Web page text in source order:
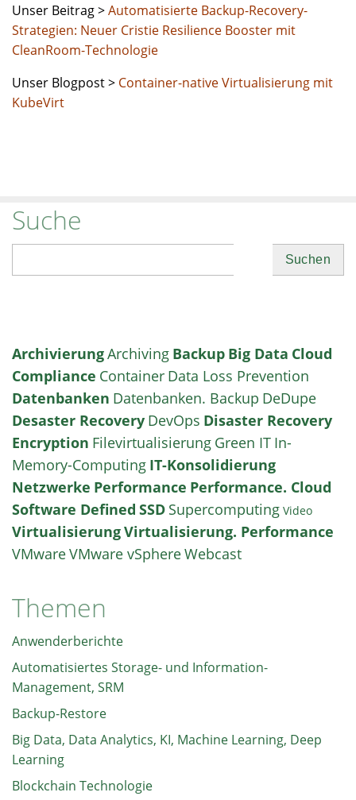
Unser Beitrag >Automatisierte Backup-Recovery-
Strategien: Neuer Cristie Resilience Booster mit
CleanRoom-Technologie
Unser Blogpost > Container-native Virtualisierung mit
KubeVirt
Suche
ArchivierungArchiving Backup Big Data Cloud
Compliance Container Data Loss Prevention
Datenbanken Datenbanken. Backup DeDupe
Desaster Recovery DevOps Disaster Recovery
Encryption Filevirtualisierung Green IT In-
Memory-Computing IT-Konsolidierung
Netzwerke Performance Performance. Cloud
Software Defined SSD Supercomputing Video
VirtualisierungVirtualisierung. Performance
VMwareVMware vSphereWebcast
Themen
Anwenderberichte
Automatisiertes Storage- und Information-
Management, SRM
Backup-Restore
Big Data, Data Analytics, KI, Machine Learning, Deep
Learning
Blockchain Technologie